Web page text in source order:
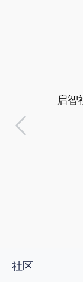
启智
社区